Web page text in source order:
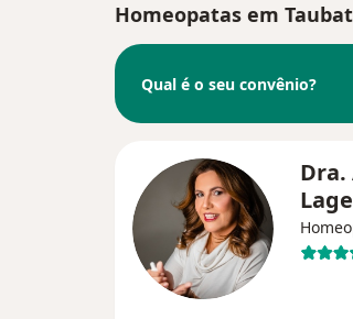
Homeopatas em
Qual é o seu convênio?
Dra.